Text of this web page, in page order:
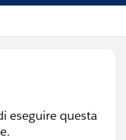
eseguire questa